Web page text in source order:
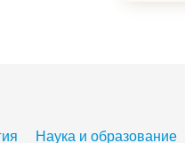
Наука и образование